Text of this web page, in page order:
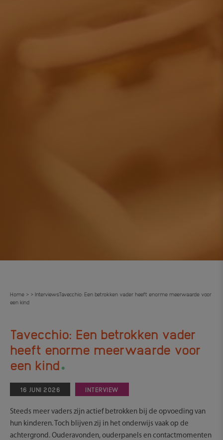
Home > > InterviewsTavecchio: Een betrokken vader heeft enorme meerwaarde voor
een kind
Tavecchio: Een betrokken vader
heeft enorme meerwaarde voor
een kind.
16 JUNI 2026 INTERVIEW
Steeds meer vaders zijn actief betrokken bij de opvoeding van
hun kinderen. Toch blijven zij in het onderwijs vaak op de
achtergrond. Ouderavonden, ouderpanels en contactmomenten